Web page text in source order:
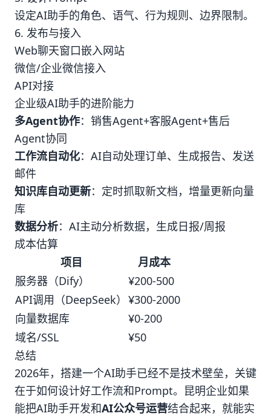
设定AI助手的角色、语气、行为规则、边界限制。
6. 发布与接入
Web聊天窗口嵌入网站
微信/企业微信接入
API对接
企业级AI助手的进阶能力
多Agent协作：销售Agent+客服Agent+售后
Agent协同
工作流自动化：AI自动处理订单、生成报告、发送
邮件
知识库自动更新：定时抓取新文档，增量更新向量
库
数据分析：AI主动分析数据，生成日报/周报
成本估算
项目
月成本
服务器（Dify）
¥200-500
API调用（DeepSeek） ¥300-2000
向量数据库
¥0-200
域名/SSL
¥50
总结
2026年，搭建一个AI助手已经不是技术壁垒，关键
在于如何设计好工作流和Prompt。昆明企业如果
能把AI助手开发和AI公众号运营结合起来，就能实